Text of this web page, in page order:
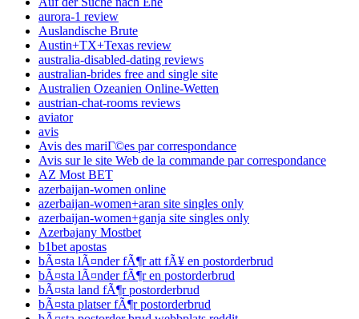
aurora-1 review
Auslandische Brute
Austin+TX+Texas review
australia-disabled-dating reviews
australian-brides free and single site
Australien Ozeanien Online-Wetten
austrian-chat-rooms reviews
aviator
avis
Avis des mariГ©es par correspondance
Avis sur le site Web de la commande par correspondance
AZ Most BET
azerbaijan-women online
azerbaijan-women+aran site singles only
azerbaijan-women+ganja site singles only
Azerbajany Mostbet
b1bet apostas
bÃ¤sta lÃ¤nder fÃ¶r att fÃ¥ en postorderbrud
bÃ¤sta lÃ¤nder fÃ¶r en postorderbrud
bÃ¤sta land fÃ¶r postorderbrud
bÃ¤sta platser fÃ¶r postorderbrud